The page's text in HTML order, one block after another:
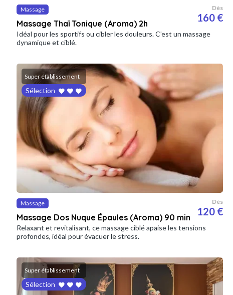
Massage
Massage Thaï Tonique (Aroma) 2h
Dès
160 €
Idéal pour les sportifs ou cibler les douleurs. C’est un massage
dynamique et ciblé.
Super établissement
Sélection
Massage
Massage Dos Nuque Épaules (Aroma) 90 min
Dès
120 €
Relaxant et revitalisant, ce massage ciblé apaise les tensions
profondes, idéal pour évacuer le stress.
Super établissement
Sélection